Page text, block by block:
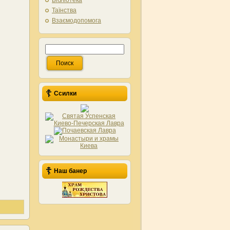
Таїнства
Взаємодопомога
Ссилки
Наш банер